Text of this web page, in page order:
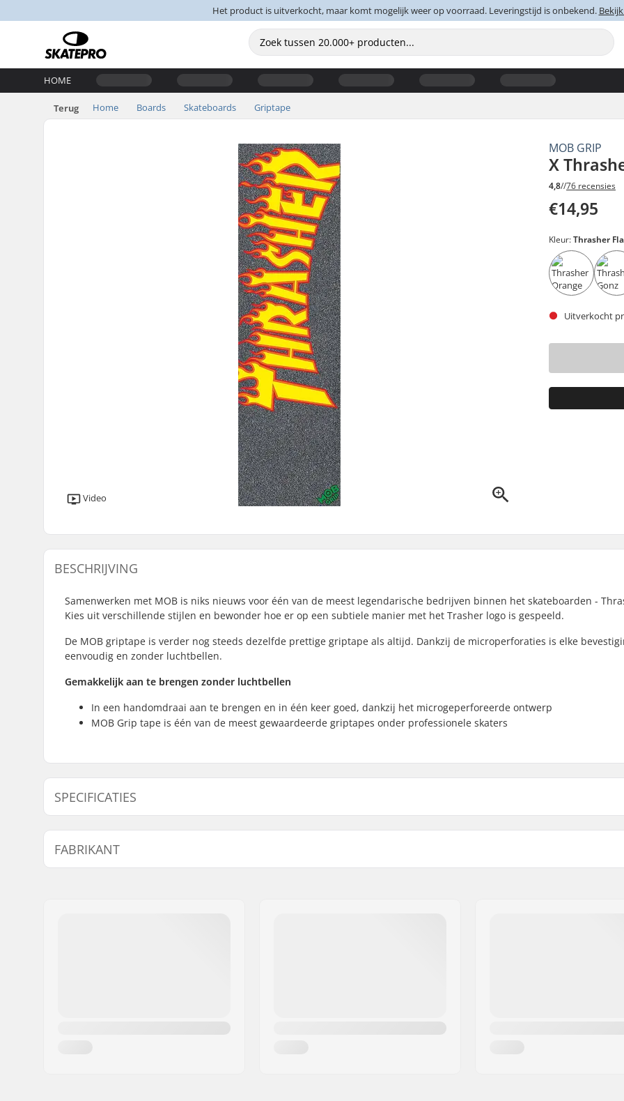
Het product is uitverkocht, maar komt mogelijk weer op voorraad. Leveringstijd is onbekend.
HOME
Terug Home Boards Skateboards Griptape
MOB GRIP
X
4,8//76 recensies
€14,95
Video
Kleur:Thrasher
Uitverkocht
BESCHRIJVING
Samenwerken met MOB is niks nieuws voor één van de meest legendarische bedrijven binnen het skateboarden -
Kies uit verschillende stijlen en bewonder hoe er op een subtiele manier met het Trasher logo is gespeeld.
De MOB griptape is verder nog steeds dezelfde prettige griptape als altijd. Dankzij de microperforaties is elke
eenvoudig en zonder luchtbellen.
Gemakkelijk aan te brengen zonder luchtbellen
In een handomdraai aan te brengen en in één keer goed, dankzij het microgeperforeerde ontwerp
MOB Grip tape is één van de meest gewaardeerde griptapes onder professionele skaters
SPECIFICATIES
Length: 83.8cm (33") Width:
FABRIKANT